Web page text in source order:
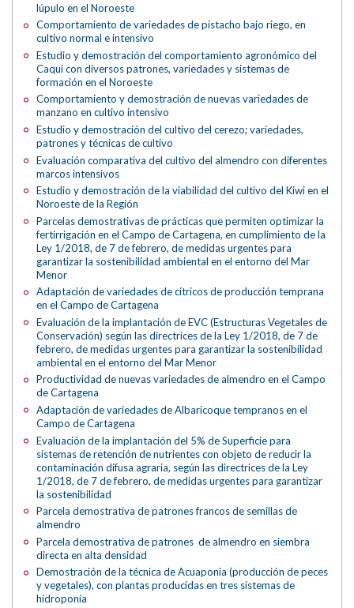
lúpulo en el Noroeste
Comportamiento de variedades de pistacho bajo riego, en
cultivo normal e intensivo
Estudio y demostración del comportamiento agronómico del
Caqui con diversos patrones, variedades y sistemas de
formación en el Noroeste
Comportamiento y demostración de nuevas variedades de
manzano en cultivo intensivo
Estudio y demostración del cultivo del cerezo; variedades,
patrones y técnicas de cultivo
Evaluación comparativa del cultivo del almendro con diferentes
marcos intensivos
Estudio y demostración de la viabilidad del cultivo del Kiwi en el
Noroeste de la Región
Parcelas demostrativas de prácticas que permiten optimizar la
fertirrigación en el Campo de Cartagena, en cumplimiento de la
Ley 1/2018, de 7 de febrero, de medidas urgentes para
garantizar la sostenibilidad ambiental en el entorno del Mar
Menor
Adaptación de variedades de cítricos de producción temprana
en el Campo de Cartagena
Evaluación de la implantación de EVC (Estructuras Vegetales de
Conservación) según las directrices de la Ley 1/2018, de 7 de
febrero, de medidas urgentes para garantizar la sostenibilidad
ambiental en el entorno del Mar Menor
Productividad de nuevas variedades de almendro en el Campo
de Cartagena
Adaptación de variedades de Albaricoque tempranos en el
Campo de Cartagena
Evaluación de la implantación del 5% de Superficie para
sistemas de retención de nutrientes con objeto de reducir la
contaminación difusa agraria, según las directrices de la Ley
1/2018, de 7 de febrero, de medidas urgentes para garantizar
la sostenibilidad
Parcela demostrativa de patrones francos de semillas de
almendro
Parcela demostrativa de patrones de almendro en siembra
directa en alta densidad
Demostración de la técnica de Acuaponia (producción de peces
y vegetales), con plantas producidas en tres sistemas de
hidroponía